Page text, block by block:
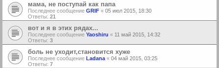
мама, не поступай как папа
Последнее сообщение GRIF « 05 июл 2015, 18:30
Ответы: 21
вот и я в этих рядах...
Последнее сообщение Yaoshiru « 11 май 2015, 14:32
Ответы: 3
боль не уходит,становится хуже
Последнее сообщение Ladana « 04 май 2015, 03:25
Ответы: 7